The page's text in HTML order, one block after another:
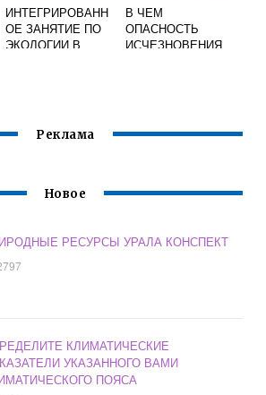
ИНТЕГРИРОВАНН
ОЕ ЗАНЯТИЕ ПО
ЭКОЛОГИИ В
В ЧЕМ
ОПАСНОСТЬ
ИСЧЕЗНОВЕНИЯ
Реклама
Новое
РЕСУРСЫ УРАЛА КОНСПЕКТ
КЛИМАТИЧЕСКИЕ
УКАЗАННОГО ВАМИ
ПОЯСА